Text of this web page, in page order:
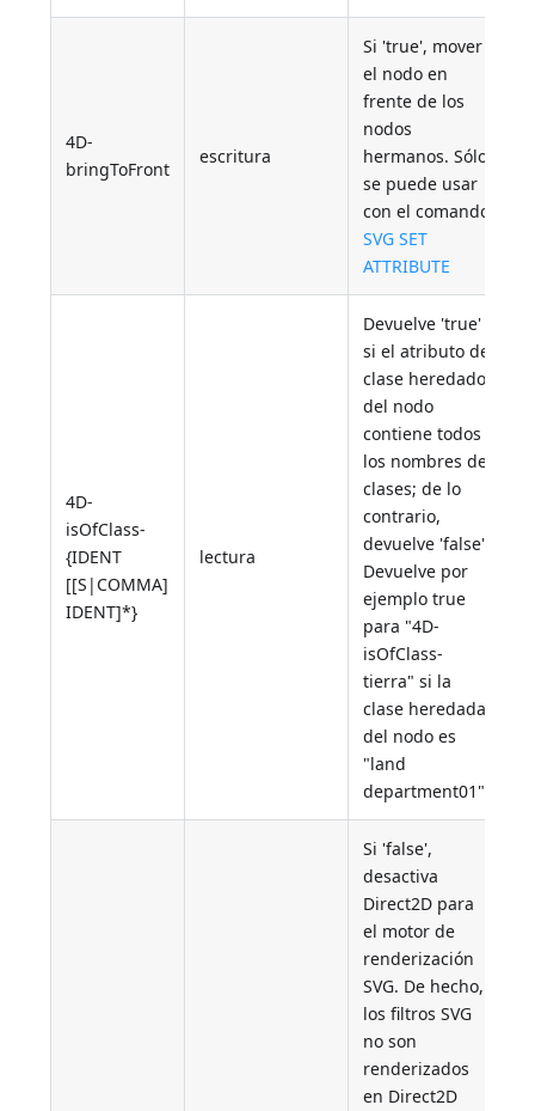
4D-
bringToFront
escritura
Si 'true', mover
el nodo en
frente de los
nodos
hermanos. Sólo
se puede usar
con el comando
SVG SET
ATTRIBUTE
4D-
isOfClass-
{IDENT
[[S|COMMA]
IDENT]*}
lectura
Devuelve 'true'
si el atributo de
clase heredado
del nodo
contiene todos
los nombres de
clases; de lo
contrario,
devuelve 'false'.
Devuelve por
ejemplo true
para "4D-
isOfClass-
tierra" si la
clase heredada
del nodo es
"land
department01")
Si 'false',
desactiva
Direct2D para
el motor de
renderización
SVG. De hecho,
los filtros SVG
no son
renderizados
en Direct2D